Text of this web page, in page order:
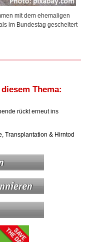
mit dem ehemaligen
im Bundestag gescheitert
Thema:
rückt erneut ins
Transplantation & Hirntod